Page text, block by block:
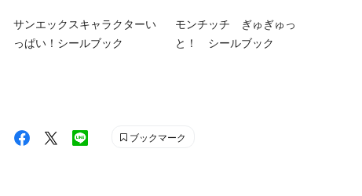
サンエックスキャラクターい
っぱい！シールブック
モンチッチ ぎゅぎゅっ
と！ シールブック
ブックマーク